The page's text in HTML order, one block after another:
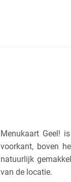
Menukaart Geel!
voorkant, boven
natuurlijk
van de locatie.